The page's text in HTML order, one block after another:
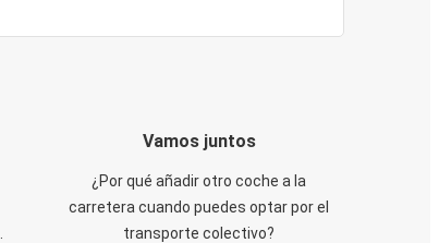
Vamos juntos
¿Por qué añadir otro coche a la
carretera cuando puedes optar por el
transporte colectivo?